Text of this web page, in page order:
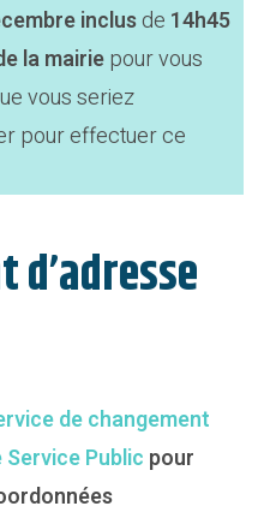
inclusde 14h45
la mairiepour vous
vous seriez
pour effectuer ce
d’adresse
de changement
Service Public pour